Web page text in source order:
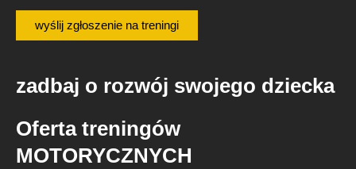
wyślij zgłoszenie na treningi
zadbaj o rozwój swojego dziecka
Oferta treningów
MOTORYCZNYCH